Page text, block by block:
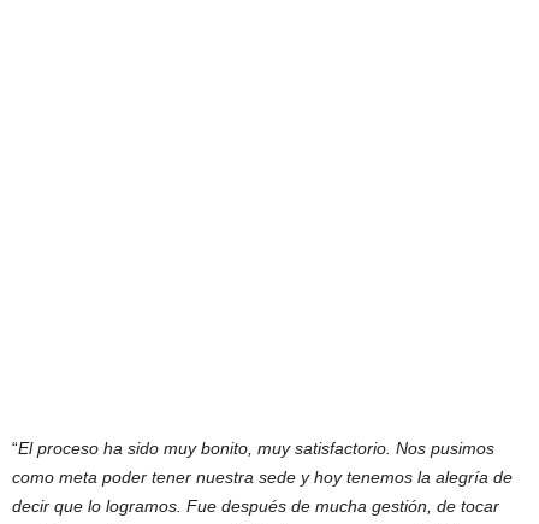
“El proceso ha sido muy bonito, muy satisfactorio. Nos pusimos
como meta poder tener nuestra sede y hoy tenemos la alegría de
decir que lo logramos. Fue después de mucha gestión, de tocar